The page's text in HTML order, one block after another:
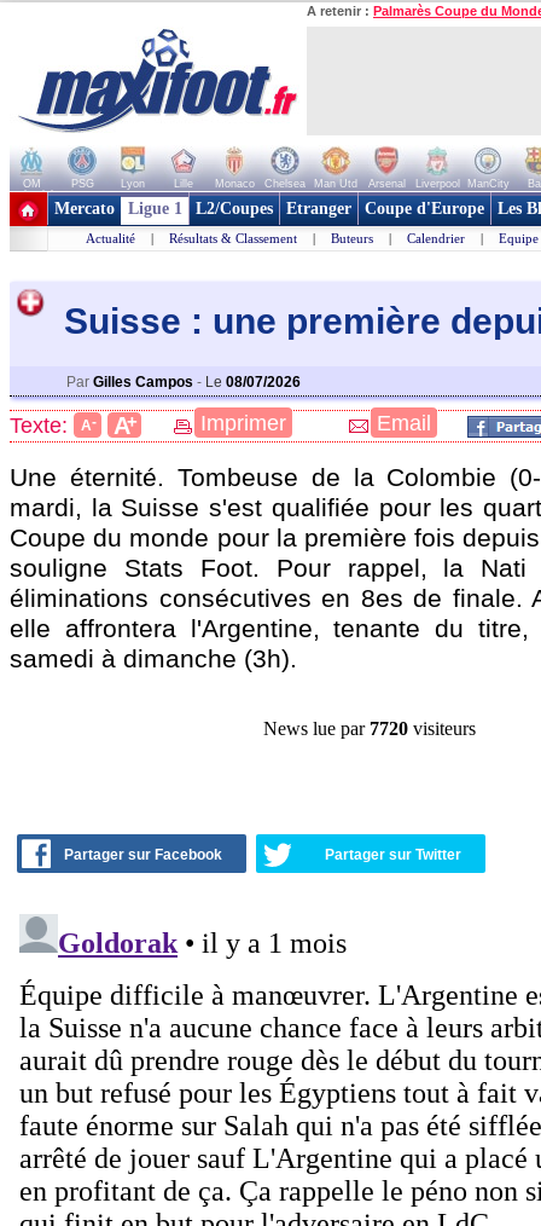
A retenir : Palmarès Coupe du
OM PSG Lyon Lille Monaco Chelsea Man Utd Arsenal Liverpool ManCity
+ de clubs
Mercato Ligue 1 L2/Coupes Etranger Coupe d'Europe Les
Actualité | Résultats & Classement | Buteurs | Calendrier | Equipe
Suisse : une première
Par Gilles Campos - Le 08/07/2026
Texte: A- A+ Imprimer Email
Une éternité. Tombeuse de la Colombie
mardi, la Suisse s'est qualifiée pour les
Coupe du monde pour la première fois
souligne Stats Foot. Pour rappel, la
éliminations consécutives en 8es de finale.
elle affrontera l'Argentine, tenante du
samedi à dimanche (3h).
News lue par 7720 visiteurs
Partager sur Facebook Partager sur Twitter